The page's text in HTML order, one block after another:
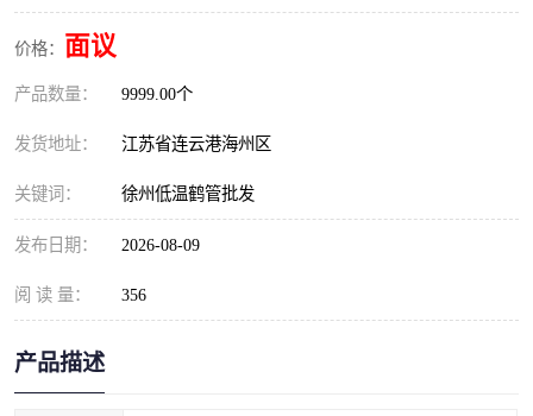
价格： 面议
产品数量： 9999.00个
发货地址： 江苏省连云港海州区
关键词： 徐州低温鹤管批发
发布日期： 2026-08-09
阅 读 量： 356
产品描述